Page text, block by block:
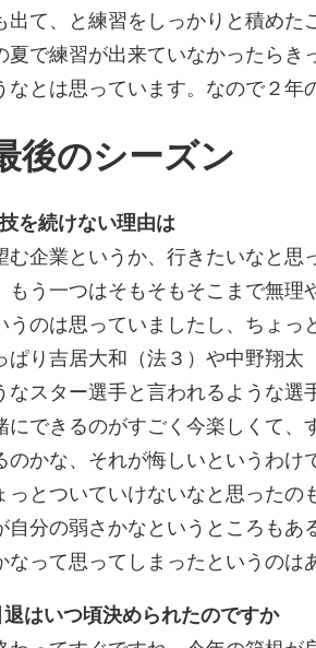
出て、と練習をしっかりと積めた
夏で練習が出来ていなかったら
なとは思っています。なので２年
後のシーズン
を続けない理由は
む企業というか、行きたいなと
もう一つはそもそもそこまで無理
うのは思っていましたし、ちょ
ぱり吉居大和（法３）や中野翔
なスター選手と言われるような
にできるのがすごく今楽しくて、
のかな、それが悔しいというわ
っとついていけないなと思った
自分の弱さかなというところも
なって思ってしまったというのは
はいつ頃決められたのですか